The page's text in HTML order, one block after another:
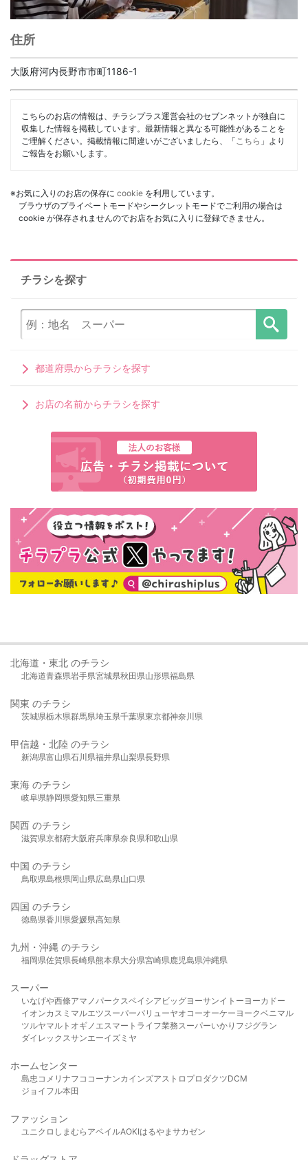
住所
大阪府河内長野市市町1186-1
こちらのお店の情報は、チラシプラス運営会社のセブンネットが独自に
収集した情報を掲載しています。最新情報と異なる可能性があることを
ご理解ください。掲載情報に間違いがございましたら、「 こちら 」より
ご報告をお願いします。
※お気に入りのお店の保存に cookie を利用しています。
ブラウザのプライベートモードやシークレットモードでご利用の場合は
cookie が保存されませんのでお店をお気に入りに登録できません。
チラシを探す
都道府県からチラシを探す
お店の名前からチラシを探す
北海道・東北 のチラシ
北海道青森県岩手県宮城県秋田県山形県福島県
関東 のチラシ
茨城県栃木県群馬県埼玉県千葉県東京都神奈川県
甲信越・北陸 のチラシ
新潟県富山県石川県福井県山梨県長野県
東海 のチラシ
岐阜県静岡県愛知県三重県
関西 のチラシ
滋賀県京都府大阪府兵庫県奈良県和歌山県
中国 のチラシ
鳥取県島根県岡山県広島県山口県
四国 のチラシ
徳島県香川県愛媛県高知県
九州・沖縄 のチラシ
福岡県佐賀県長崎県熊本県大分県宮崎県鹿児島県沖縄県
スーパー
いなげや西條アマノパークスベイシア ビッグヨーサンイトーヨーカドー
イオンカスミ マルエツスーパーバリューヤオコーオーケー ヨークベニマル
ツルヤマルト オギノ エスマート ライフ業務スーパーいかり フジグラン
ダイレックスサンエーイズミヤ
ホームセンター
島忠 コメリ ナフコ コーナンカインズアストロプロダクツDCM
ジョイフル本田
ファッション
ユニクロ しまむら アベイルAOKIはるやま サカゼン